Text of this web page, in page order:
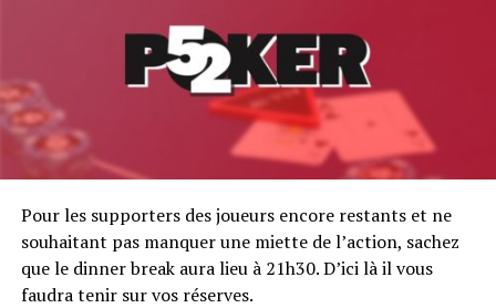
Pour les supporters des joueurs encore restants et ne
souhaitant pas manquer une miette de l’action, sachez
que le dinner break aura lieu à 21h30. D’ici là il vous
faudra tenir sur vos réserves.